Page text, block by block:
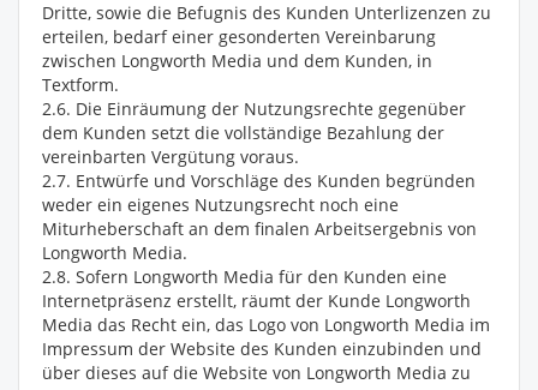
Dritte, sowie die Befugnis des Kunden Unterlizenzen zu
erteilen, bedarf einer gesonderten Vereinbarung
zwischen Longworth Media und dem Kunden, in
Textform.
2.6. Die Einräumung der Nutzungsrechte gegenüber
dem Kunden setzt die vollständige Bezahlung der
vereinbarten Vergütung voraus.
2.7. Entwürfe und Vorschläge des Kunden begründen
weder ein eigenes Nutzungsrecht noch eine
Miturheberschaft an dem finalen Arbeitsergebnis von
Longworth Media.
2.8. Sofern Longworth Media für den Kunden eine
Internetpräsenz erstellt, räumt der Kunde Longworth
Media das Recht ein, das Logo von Longworth Media im
Impressum der Website des Kunden einzubinden und
über dieses auf die Website von Longworth Media zu